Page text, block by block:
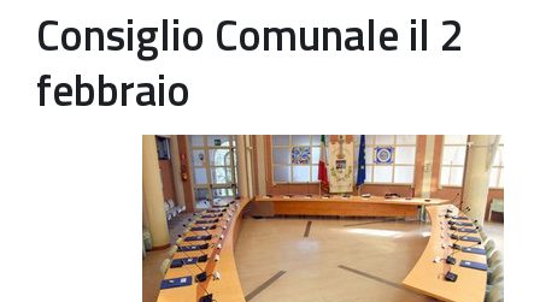
Consiglio Comunale il 2
febbraio
https://old.comune.zolapredosa.bo.it/events/consiglio-